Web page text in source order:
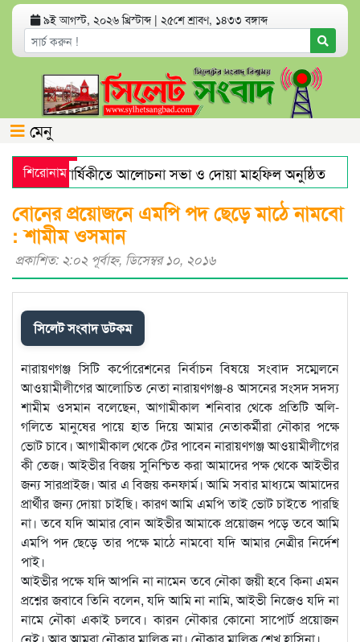
৯ই আগস্ট, ২০২৬ খ্রিস্টাব্দ | ২৫শে শ্রাবণ, ১৪৩৩ বঙ্গাব্দ
মেনু
শিরোনাম
মৃত্যুবার্ষিকীতে আলোচনা সভা ও দোয়া মাহফিল অনুষ্ঠিত
যেসব অ্যাপ থাকলে হ্যাকড হতে
বোনের প্রয়োজনে এমপি পদ ছেড়ে মাঠে নামবো
: শামীম ওসমান
প্রকাশিত: ২:০২ পূর্বাহ্ণ, ডিসেম্বর ১০, ২০১৬
সিলেট সংবাদ ডটকম
নারায়ণগঞ্জ সিটি কর্পোরেশনের নির্বাচন বিষয়ে সংবাদ সম্মেলনে
আওয়ামীলীগের আলোচিত নেতা নারায়ণগঞ্জ-৪ আসনের সংসদ সদস্য
শামীম ওসমান বলেছেন, আগামীকাল শনিবার থেকে প্রতিটি অলি-
গলিতে মানুষের পায়ে হাত দিয়ে আমার নেতাকর্মীরা নৌকার পক্ষে
ভোট চাবে। আগামীকাল থেকে টের পাবেন নারায়ণগঞ্জ আওয়ামীলীগের
কী তেজ। আইভীর বিজয় সুনিশ্চিত করা আমাদের পক্ষ থেকে আইভীর
জন্য সারপ্রাইজ। আর এ বিজয় কনফার্ম। আমি সবার মাধ্যমে আমাদের
প্রার্থীর জন্য দোয়া চাইছি। কারণ আমি এমপি তাই ভোট চাইতে পারছি
না। তবে যদি আমার বোন আইভীর আমাকে প্রয়োজন পড়ে তবে আমি
এমপি পদ ছেড়ে তার পক্ষে মাঠে নামবো যদি আমার নেত্রীর নির্দেশ
পাই।
আইভীর পক্ষে যদি আপনি না নামেন তবে নৌকা জয়ী হবে কিনা এমন
প্রশ্নের জবাবে তিনি বলেন, যদি আমি না নামি, আইভী নিজেও যদি না
নামে নৌকা একাই চলবে। কারন নৌকার কোনো সাপোর্ট প্রয়োজন